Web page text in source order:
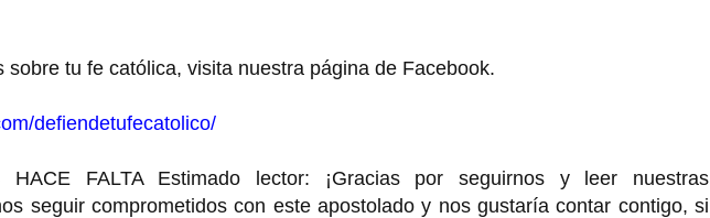
sobre tu fe católica, visita nuestra página de Facebook.
defiendetufecatolico/
HACE FALTA Estimado lector: ¡Gracias por seguirnos y leer nuestras
seguir comprometidos con este apostolado y nos gustaría contar contigo, si